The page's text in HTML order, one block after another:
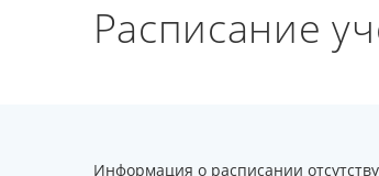
Расписание
Информация о расписании